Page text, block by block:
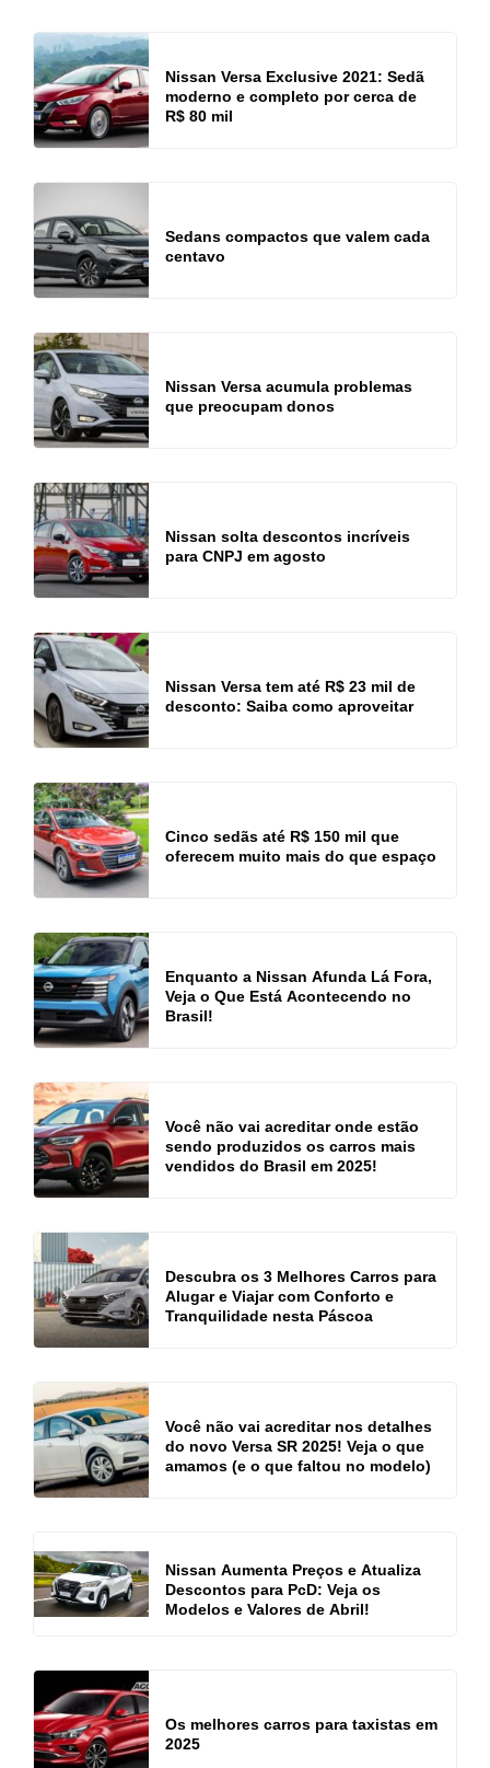
Nissan Versa Exclusive 2021: Sedã
moderno e completo por cerca de
R$ 80 mil
Sedans compactos que valem cada
centavo
Nissan Versa acumula problemas
que preocupam donos
Nissan solta descontos incríveis
para CNPJ em agosto
Nissan Versa tem até R$ 23 mil de
desconto: Saiba como aproveitar
Cinco sedãs até R$ 150 mil que
oferecem muito mais do que espaço
Enquanto a Nissan Afunda Lá Fora,
Veja o Que Está Acontecendo no
Brasil!
Você não vai acreditar onde estão
sendo produzidos os carros mais
vendidos do Brasil em 2025!
Descubra os 3 Melhores Carros para
Alugar e Viajar com Conforto e
Tranquilidade nesta Páscoa
Você não vai acreditar nos detalhes
do novo Versa SR 2025! Veja o que
amamos (e o que faltou no modelo)
Nissan Aumenta Preços e Atualiza
Descontos para PcD: Veja os
Modelos e Valores de Abril!
Os melhores carros para taxistas em
2025